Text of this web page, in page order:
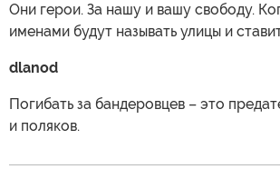
Они герои. За нашу и вашу свободу.
именами будут называть улицы и
dlanod
Погибать за бандеровцев – это
и поляков.